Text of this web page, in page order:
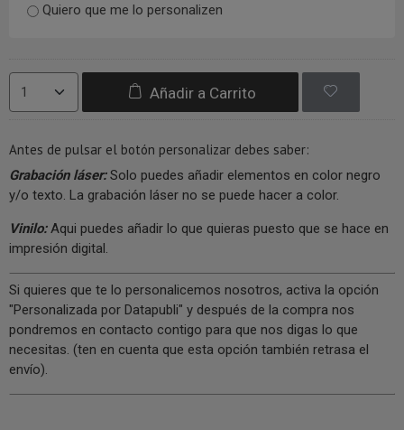
Quiero que me lo personalizen
Añadir a Carrito
Antes de pulsar el botón personalizar debes saber:
Grabación láser:Solo puedes añadir elementos en color negro
y/o texto. La grabación láser no se puede hacer a color.
Vinilo:Aqui puedes añadir lo que quieras puesto que se hace en
impresión digital.
Si quieres que te lo personalicemos nosotros, activa la opción
"Personalizada por Datapubli" y después de la compra nos
pondremos en contacto contigo para que nos digas lo que
necesitas. (ten en cuenta que esta opción también retrasa el
envío).